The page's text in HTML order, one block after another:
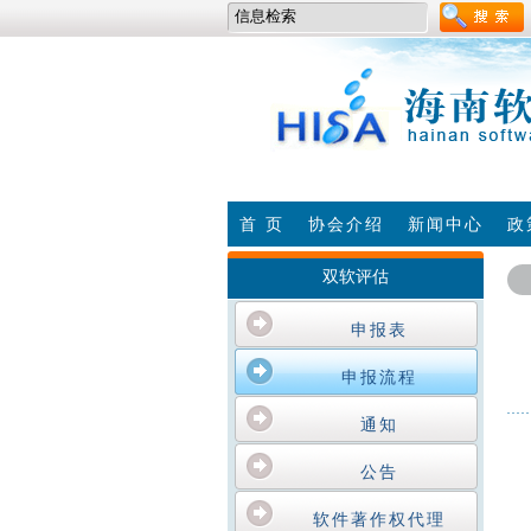
首 页 协会介绍 新闻中心 政
双软评估
申报表
申报流程
通知
公告
软件著作权代理